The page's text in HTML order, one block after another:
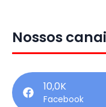
Nossos
10,0K
Facebook